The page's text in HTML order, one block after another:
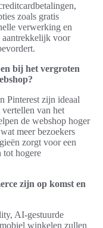
zoals gratis
verwerking en
aantrekkelijk voor
bij het vergroten
Pinterest zijn ideaal
van het
de webshop hoger
meer bezoekers
zorgt voor een
tot hogere
zijn op komst en
AI-gestuurde
winkelen zullen